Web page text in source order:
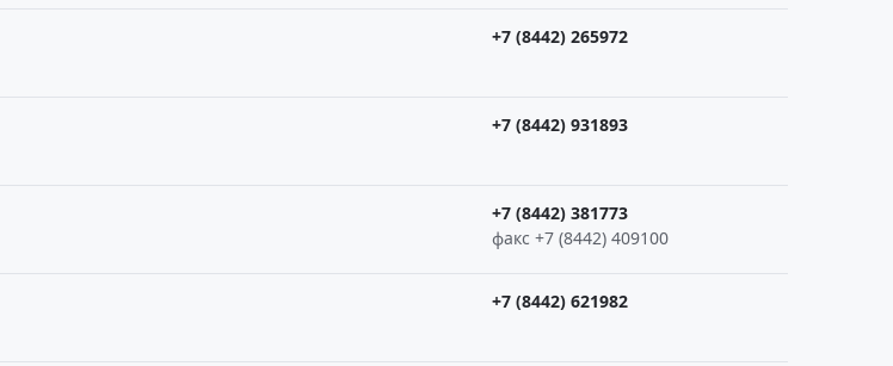
+7 (8442) 265972
+7 (8442) 931893
+7 (8442) 381773
факс +7 (8442) 409100
+7 (8442) 621982